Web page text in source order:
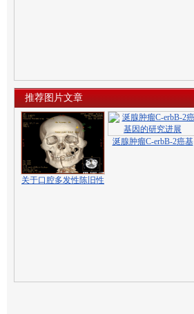
推荐图片文章
关于口腔多发性陈旧性
涎腺肿瘤C-erbB-2癌基